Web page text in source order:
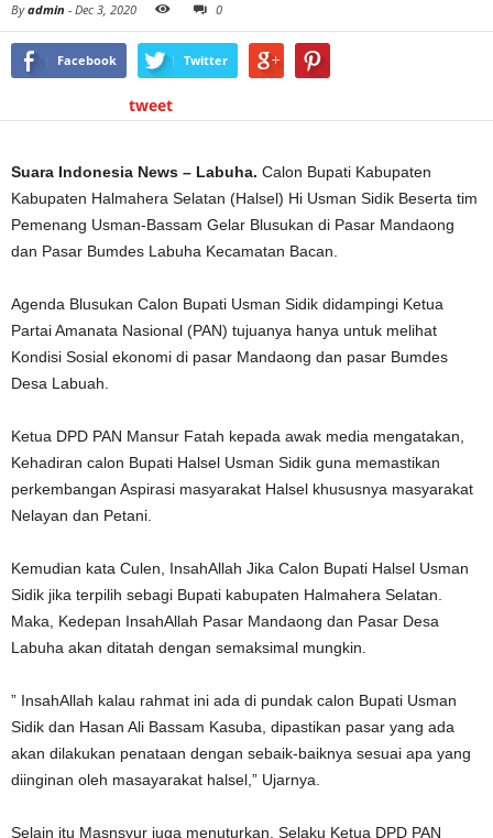
Byadmin - Dec 3, 2020 0
Facebook Twitter
tweet
Suara Indonesia News – Labuha. Calon Bupati Kabupaten
Kabupaten Halmahera Selatan (Halsel) Hi Usman Sidik Beserta tim
Pemenang Usman-Bassam Gelar Blusukan di Pasar Mandaong
dan Pasar Bumdes Labuha Kecamatan Bacan.
Agenda Blusukan Calon Bupati Usman Sidik didampingi Ketua
Partai Amanata Nasional (PAN) tujuanya hanya untuk melihat
Kondisi Sosial ekonomi di pasar Mandaong dan pasar Bumdes
Desa Labuah.
Ketua DPD PAN Mansur Fatah kepada awak media mengatakan,
Kehadiran calon Bupati Halsel Usman Sidik guna memastikan
perkembangan Aspirasi masyarakat Halsel khususnya masyarakat
Nelayan dan Petani.
Kemudian kata Culen, InsahAllah Jika Calon Bupati Halsel Usman
Sidik jika terpilih sebagi Bupati kabupaten Halmahera Selatan.
Maka, Kedepan InsahAllah Pasar Mandaong dan Pasar Desa
Labuha akan ditatah dengan semaksimal mungkin.
” InsahAllah kalau rahmat ini ada di pundak calon Bupati Usman
Sidik dan Hasan Ali Bassam Kasuba, dipastikan pasar yang ada
akan dilakukan penataan dengan sebaik-baiknya sesuai apa yang
diinginan oleh masayarakat halsel,” Ujarnya.
Selain itu Masnsyur juga menuturkan, Selaku Ketua DPD PAN